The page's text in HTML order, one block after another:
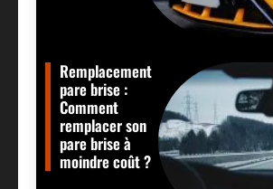
Remplacement
pare brise :
Comment
remplacer son
pare brise à
moindre coût ?